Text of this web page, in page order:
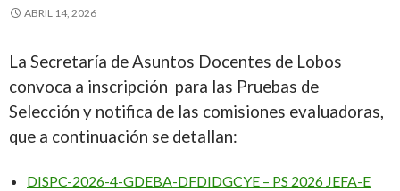
ABRIL 14, 2026
La Secretaría de Asuntos Docentes de Lobos
convoca a inscripción para las Pruebas de
Selección y notifica de las comisiones evaluadoras,
que a continuación se detallan:
DISPC-2026-4-GDEBA-DFDIDGCYE – PS 2026 JEFA-E